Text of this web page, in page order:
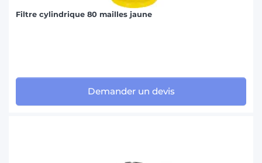
Filtre cylindrique 80 mailles jaune
Demander un devis